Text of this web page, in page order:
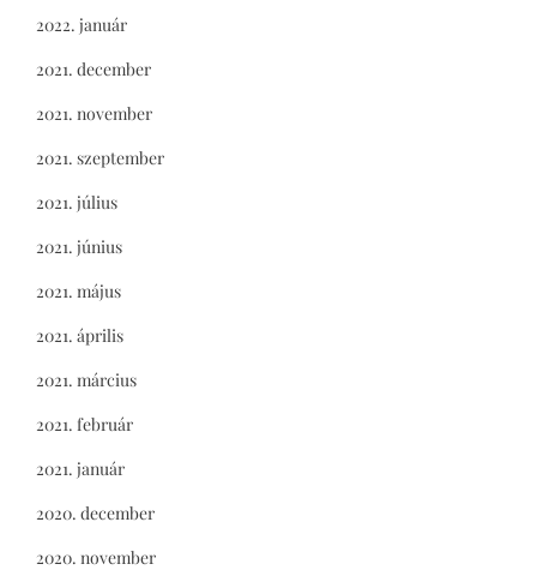
2022. január
2021. december
2021. november
2021. szeptember
2021. július
2021. június
2021. május
2021. április
2021. március
2021. február
2021. január
2020. december
2020. november